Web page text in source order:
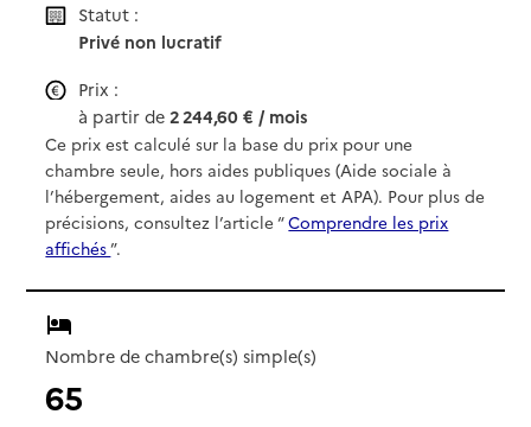
Statut :
Privé non lucratif
Prix :
à partir de2 244,60 € / mois
Ce prix est calculé sur la base du prix pour une
chambre seule, hors aides publiques (Aide sociale à
l’hébergement, aides au logement et APA). Pour plus de
précisions, consultez l’article “Comprendre les prix
affichés”.
Nombre de chambre(s) simple(s)
65